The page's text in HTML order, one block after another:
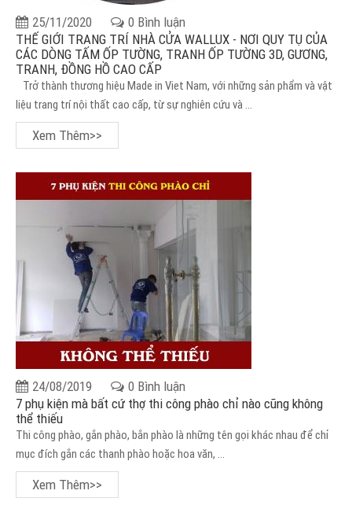
25/11/2020
0 Bình luận
THẾ GIỚI TRANG TRÍ NHÀ CỬA WALLUX - NƠI QUY TỤ CỦA
CÁC DÒNG TẤM ỐP TƯỜNG, TRANH ỐP TƯỜNG 3D, GƯƠNG,
TRANH, ĐỒNG HỒ CAO CẤP
Trở thành thương hiệu Made in Viet Nam, với những sản phẩm và vật
liệu trang trí nội thất cao cấp, từ sự nghiên cứu và ...
Xem Thêm>>
24/08/2019
0 Bình luận
7 phụ kiện mà bất cứ thợ thi công phào chỉ nào cũng không
thể thiếu
Thi công phào, gắn phào, bắn phào là những tên gọi khác nhau để chỉ
mục đích gắn các thanh phào hoặc hoa văn, ...
Xem Thêm>>